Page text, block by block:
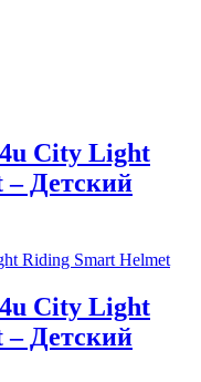
City Light
– Детский
City Light
– Детский